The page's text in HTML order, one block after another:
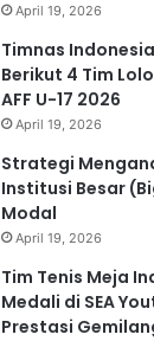
April 19, 2026
Timnas
Berikut 4 Tim
AFF U-17 2026
April 19, 2026
Strategi
Institusi Besar
Modal
April 19, 2026
Tim Tenis Meja
Medali di SEA
Prestasi